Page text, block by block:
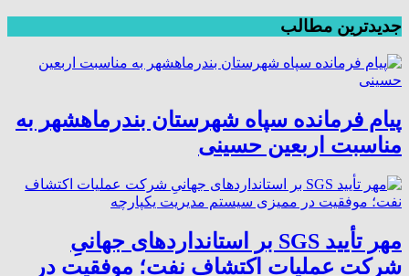
جدیدترین مطالب
پیام فرمانده سپاه شهرستان بندرماهشهر به
مناسبت اربعین حسینی
مهر تأیید SGS بر استانداردهای جهانیِ
شرکت عملیات اکتشاف نفت؛ موفقیت در